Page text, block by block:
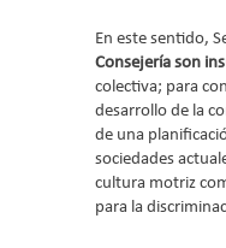
En este sentido,
Consejería son
colectiva; para
desarrollo de la
de una
sociedades
cultura motriz
para la